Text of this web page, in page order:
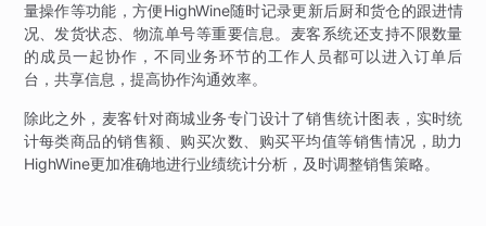
量操作等功能，方便HighWine随时记录更新后厨和货仓的跟进情
况、发货状态、物流单号等重要信息。麦客系统还支持不限数量
的成员一起协作，不同业务环节的工作人员都可以进入订单后
台，共享信息，提高协作沟通效率。
除此之外，麦客针对商城业务专门设计了销售统计图表，实时统
计每类商品的销售额、购买次数、购买平均值等销售情况，助力
HighWine更加准确地进行业绩统计分析，及时调整销售策略。